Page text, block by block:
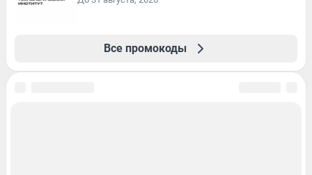
Все промокоды